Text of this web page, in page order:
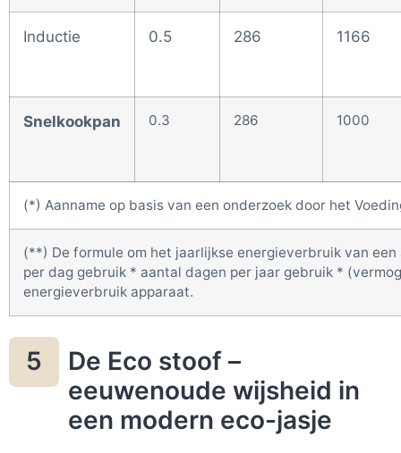
Inductie 0.5 286 1166
Snelkookpan 0.3 286 1000
(*) Aanname op basis van een onderzoek door het
(**) De formule om het jaarlijkse energieverbruik van
per dag gebruik * aantal dagen per jaar gebruik *
energieverbruik apparaat.
5
De Eco stoof –
eeuwenoude wijsheid in
een modern eco-jasje